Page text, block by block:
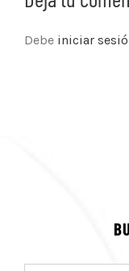
Debe iniciar